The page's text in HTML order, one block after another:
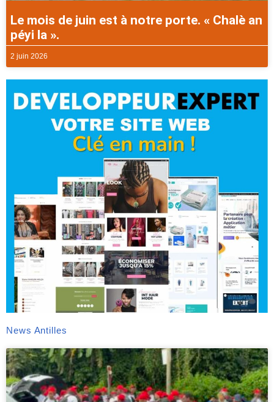
Le mois de juin est à notre porte. « Chalè an
péyi la ».
2 juin 2026
News Antilles